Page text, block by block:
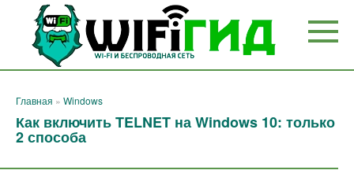
Перейти
контенту
Главная » Windows
Как включить TELNET на Windows 10: только
2 способа